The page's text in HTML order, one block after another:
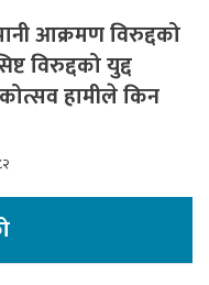
आक्रमण विरुद्दको
विरुद्दको युद्द
हामीले किन